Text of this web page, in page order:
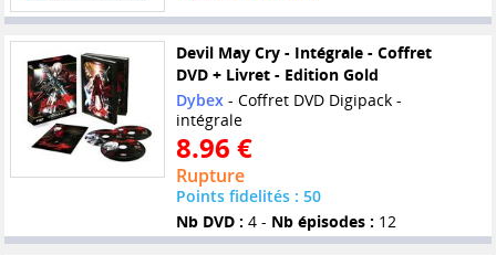
Devil May Cry - Intégrale - Coffret
DVD + Livret - Edition Gold
Dybex - Coffret DVD Digipack -
intégrale
8.96 €
Rupture
Points fidelités : 50
Nb DVD : 4 - Nb épisodes : 12